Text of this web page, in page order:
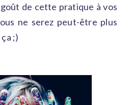
de cette pratique à vos
ne serez peut-être plus
;)